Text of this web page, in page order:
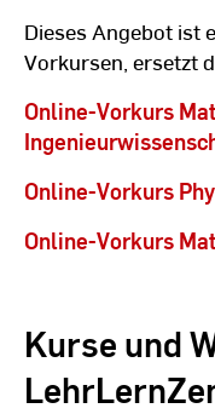
Dieses Angebot ist
Vorkursen, ersetzt
Online-Vorkurs
Online-Vorkurs
Online-Vorkurs
Kurse und